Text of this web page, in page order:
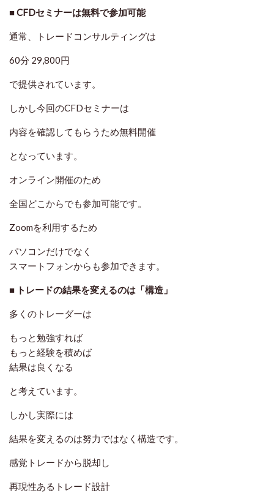
■ CFDセミナーは無料で参加可能
通常、トレードコンサルティングは
60分 29,800円
で提供されています。
しかし今回のCFDセミナーは
内容を確認してもらうため無料開催
となっています。
オンライン開催のため
全国どこからでも参加可能です。
Zoomを利用するため
パソコンだけでなく
スマートフォンからも参加できます。
■ トレードの結果を変えるのは「構造」
多くのトレーダーは
もっと勉強すれば
もっと経験を積めば
結果は良くなる
と考えています。
しかし実際には
結果を変えるのは努力ではなく構造です。
感覚トレードから脱却し
再現性あるトレード設計